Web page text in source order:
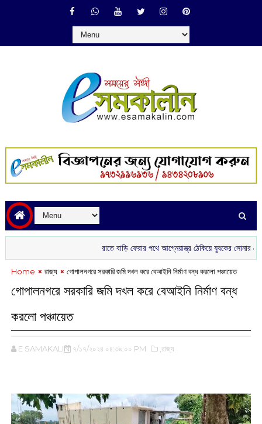
রাতে বাড়ি ফেরার পথে আগ্নেয়াস্ত্র ঠেকিয়ে যুবকের সোনার চেন ছিনতাই
Home রাজ্য গোপালনগরে সরকারি জমি দখল করে বেআইনি নির্মাণ বন্ধ করলো পঞ্চায়েত
গোপালনগরে সরকারি জমি দখল করে বেআইনি নির্মাণ বন্ধ
করলো পঞ্চায়েত
E SAMAKALIN ৭/১৭/২০২৪ ০৪:৩৯:০০ PM ,রাজ্য